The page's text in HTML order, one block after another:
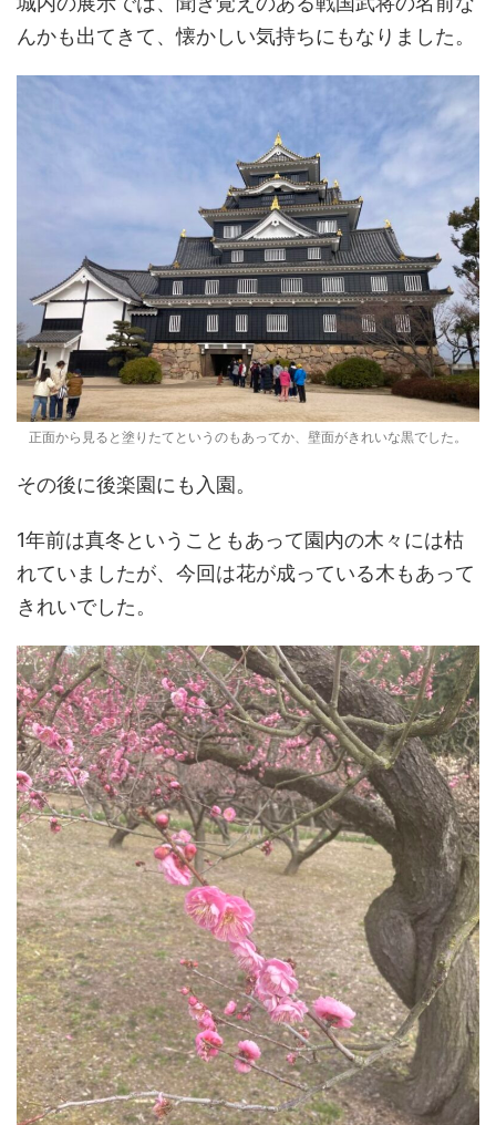
んかも出てきて、懐かしい気持ちにもなりました。
正面から見ると塗りたてというのもあってか、壁面がきれいな黒でした。
その後に後楽園にも入園。
1年前は真冬ということもあって園内の木々には枯
れていましたが、今回は花が成っている木もあって
きれいでした。